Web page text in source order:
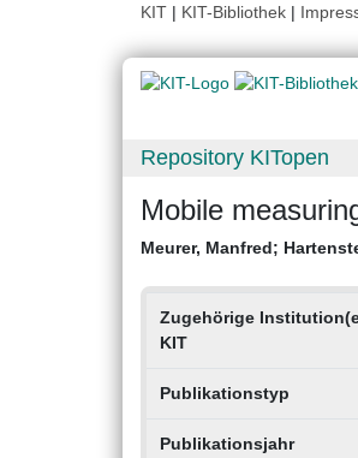
KIT | KIT-Bibliothek |
Repository KITopen
Mobile
Meurer, Manfred;
Zugehörige
KIT
Publikationstyp
Publikationsjahr